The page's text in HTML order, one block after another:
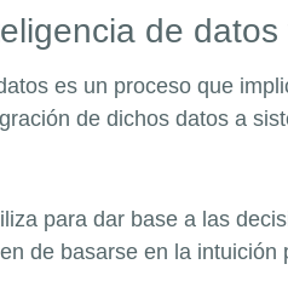
de
es un proceso que
de dichos datos a
para dar base a las
de basarse en la intuición